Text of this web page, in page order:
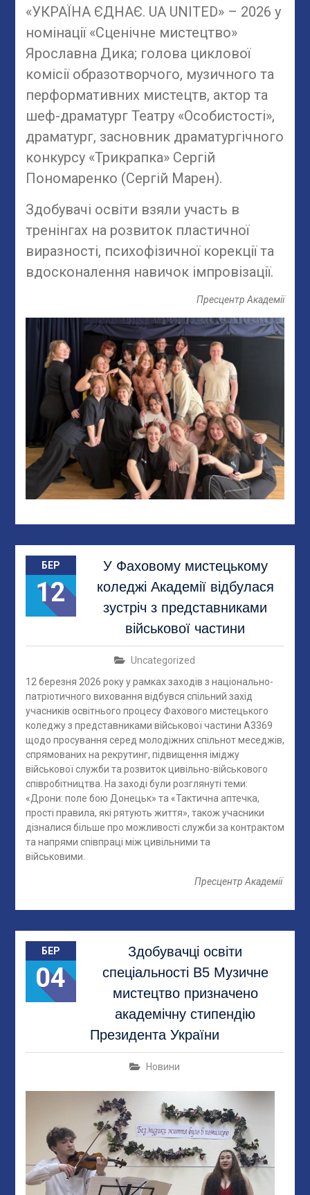
«УКРАЇНА ЄДНАЄ. UA UNITED» – 2026 у
номінації «Сценічне мистецтво»
Ярославна Дика; голова циклової
комісії образотворчого, музичного та
перформативних мистецтв, актор та
шеф-драматург Театру «Особистості»,
драматург, засновник драматургічного
конкурсу «Трикрапка» Сергій
Пономаренко (Сергій Марен).
Здобувачі освіти взяли участь в
тренінгах на розвиток пластичної
виразності, психофізичної корекції та
вдосконалення навичок імпровізації.
Пресцентр Академії
БЕР
12
У Фаховому мистецькому
коледжі Академії відбулася
зустріч з представниками
військової частини
Uncategorized
12 березня 2026 року у рамках заходів з національно-
патріотичного виховання відбувся спільний захід
учасників освітнього процесу Фахового мистецького
коледжу з представниками військової частини А3369
щодо просування серед молодіжних спільнот меседжів,
спрямованих на рекрутинг, підвищення іміджу
військової служби та розвиток цивільно-військового
співробітництва. На заході були розглянуті теми:
«Дрони: поле бою Донецьк» та «Тактична аптечка,
прості правила, які рятують життя», також учасники
дізналися більше про можливості служби за контрактом
та напрями співпраці між цивільними та
військовими.
Пресцентр Академії
БЕР
04
Здобувачці освіти
спеціальності В5 Музичне
мистецтво призначено
академічну стипендію
Президента України
Новини